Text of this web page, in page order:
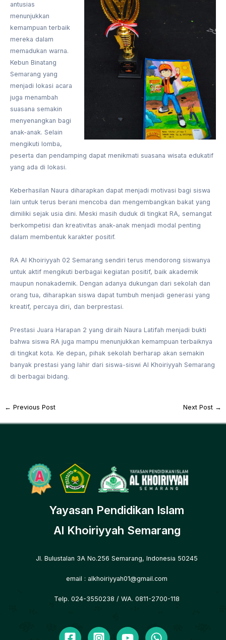
antusias
menunjukkan
kemampuan terbaik
mereka dalam
memadukan warna.
Kebun Binatang
Semarang yang
menjadi lokasi acara
juga menambah
suasana semakin
menyenangkan bagi
anak-anak. Selain
mengikuti lomba,
peserta dan pendamping dapat menikmati suasana wisata edukatif
yang ada di lokasi.
Keberhasilan Naura diharapkan dapat menjadi motivasi bagi siswa
lain untuk terus berani mencoba dan mengembangkan bakat yang
dimiliki sejak usia dini. Meski masih duduk di tingkat RA, semangat
berkompetisi dan kreativitas anak-anak menjadi modal penting
dalam membentuk karakter positif.
RA Al Khoiriyyah 02 Semarang sendiri terus mendorong siswanya
untuk aktif mengikuti berbagai kegiatan positif, baik akademik
maupun nonakademik. Dengan adanya dukungan dari sekolah dan
orang tua, diharapkan siswa dapat tumbuh menjadi generasi yang
kreatif, percaya diri, dan berprestasi.
Prestasi Juara Harapan 2 yang diraih Naura Latifah menjadi bukti
bahwa siswa RA juga mampu menunjukkan kemampuan terbaiknya
di tingkat kota. Ke depan, pihak sekolah berharap akan semakin
banyak prestasi yang lahir dari siswa-siswi Al Khoiriyyah Semarang
di berbagai bidang.
← Previous Post Next Post →
Yayasan Pendidikan Islam
Al Khoiriyyah Semarang
Jl. Bulustalan 3A No.256 Semarang, Indonesia 50245
email : alkhoiriyyah01@gmail.com
Telp. 024-3550238 / WA. 0811-2700-118